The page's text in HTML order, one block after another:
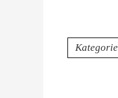
Kategorie